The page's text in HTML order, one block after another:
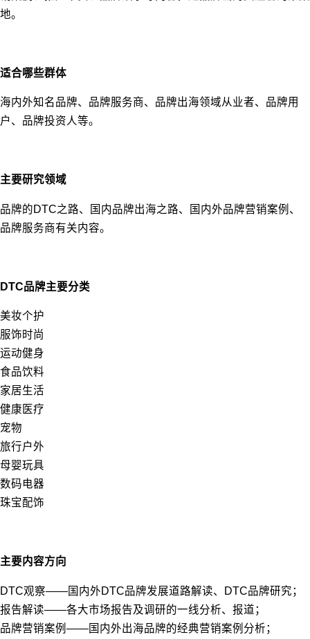
地。
适合哪些群体
海内外知名品牌、品牌服务商、品牌出海领域从业者、品牌用
户、品牌投资人等。
主要研究领域
品牌的DTC之路、国内品牌出海之路、国内外品牌营销案例、
品牌服务商有关内容。
DTC品牌主要分类
美妆个护
服饰时尚
运动健身
食品饮料
家居生活
健康医疗
宠物
旅行户外
母婴玩具
数码电器
珠宝配饰
主要内容方向
DTC观察——国内外DTC品牌发展道路解读、DTC品牌研究；
报告解读——各大市场报告及调研的一线分析、报道；
品牌营销案例——国内外出海品牌的经典营销案例分析；